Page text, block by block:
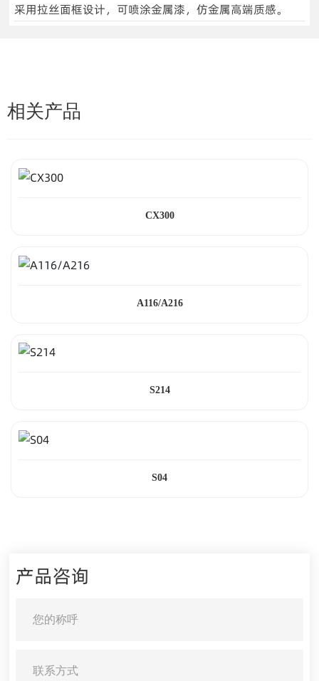
采用拉丝面框设计，可喷涂金属漆，仿金属高端质感。
相关产品
CX300
A116/A216
S214
S04
产品咨询